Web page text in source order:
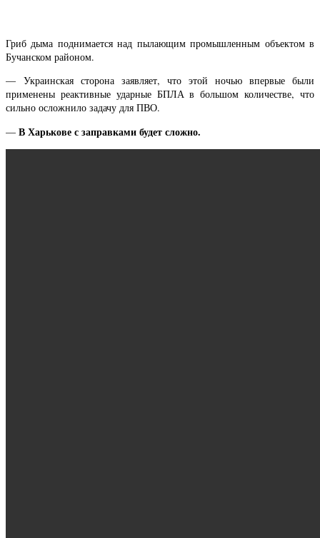
Гриб дыма поднимается над пылающим промышленным объектом в
Бучанском районом.
— Украинская сторона заявляет, что этой ночью впервые были
применены реактивные ударные БПЛА в большом количестве, что
сильно осложнило задачу для ПВО.
— В Харькове с заправками будет сложно.